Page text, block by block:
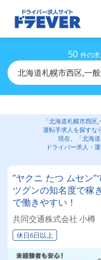
50 件の
北海道札幌市西区,一
「北海道札幌市西
運転手求人を探すな
現在、「北海
ドライバー求人・
”ヤクニ たつ ムセン
ツグンの知名度で稼
で働きやすい！
共同交通株式会社 小樽
休日6日以上